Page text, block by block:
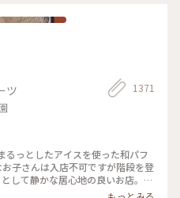
る時間を狙うのがいいのかもです
ツ 1371
るっとしたアイスを使った和パフ
子さんは入店不可ですが階段を登
して静かな居心地の良いお店。
マなどを使った和なものからティ